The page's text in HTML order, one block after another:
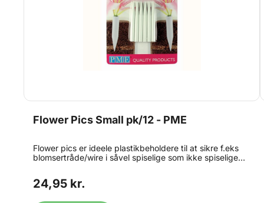
Flower Pics Small pk/12 - PME
Flower pics er ideele plastikbeholdere til at sikre f.eks
blomsertråde/wire i såvel spiselige som ikke spiselige
0,3 cm. Indhold: 12 stk.
24,95 kr.